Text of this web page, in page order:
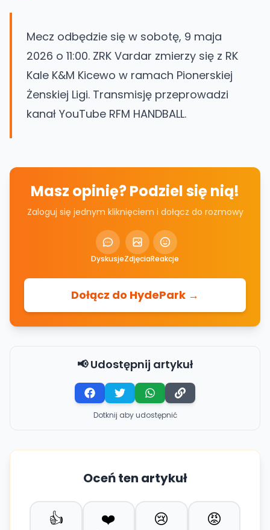
Mecz odbędzie się w sobotę, 9 maja
2026 o 11:00. ZRK Vardar zmierzy się z RK
Kale K&M Kicewo w ramach Pionerskiej
Żenskiej Ligi. Transmisję przeprowadzi
kanał YouTube RFM HANDBALL.
Masz opinię? Podziel się nią!
Zaloguj się jednym kliknięciem i dołącz do rozmowy
DyskusjeZdjęciaReakcje
Dołącz do HydePark →
📢 Udostępnij artykuł
Dotknij aby udostępnić
Oceń ten artykuł
👍 ❤️ 😢 😡